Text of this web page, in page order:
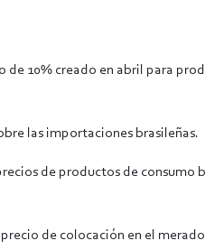
10% creado en abril para
las importaciones brasileñas.
de productos de consumo
de colocación en el